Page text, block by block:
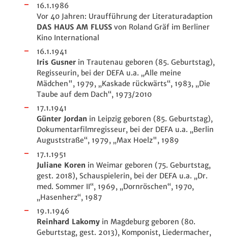
16.1.1986
Vor 40 Jahren: Uraufführung der Literaturadaption
DAS HAUS AM FLUSS von Roland Gräf im Berliner
Kino International
16.1.1941
Iris Gusner in Trautenau geboren (85. Geburtstag),
Regisseurin, bei der DEFA u.a. „Alle meine
Mädchen", 1979, „Kaskade rückwärts“, 1983, „Die
Taube auf dem Dach“, 1973/2010
17.1.1941
Günter Jordan in Leipzig geboren (85. Geburtstag),
Dokumentarfilmregisseur, bei der DEFA u.a. „Berlin
Auguststraße“, 1979, „Max Hoelz", 1989
17.1.1951
Juliane Koren in Weimar geboren (75. Geburtstag,
gest. 2018), Schauspielerin, bei der DEFA u.a. „Dr.
med. Sommer II“, 1969, „Dornröschen“, 1970,
„Hasenherz“, 1987
19.1.1946
Reinhard Lakomy in Magdeburg geboren (80.
Geburtstag, gest. 2013), Komponist, Liedermacher,